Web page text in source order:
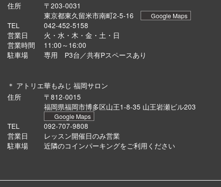
住所
〒203-0031
東京都東久留米市南町2-5-16
Google Maps
TEL
042-452-5158
営業日
火・水・木・金・土・日
営業時間
11:00～16:00
駐車場
専用 P3台／共有Pスペースあり
＊ アトリエ華もみじ 福岡サロン
住所
〒812-0015
福岡県福岡市博多区山王1-8-35 山王岩瀬ビル203
Google Maps
TEL
092-707-9808
営業日
レッスン開催日のみ営業
駐車場
近隣のコインパーキングをご利用ください